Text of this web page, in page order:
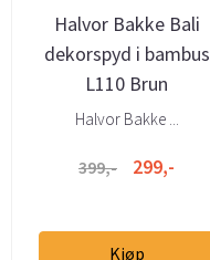
Halvor Bakke Bali
dekorspyd i bambus
L110 Brun
Halvor Bakke ...
399,- 299,-
Kjøp